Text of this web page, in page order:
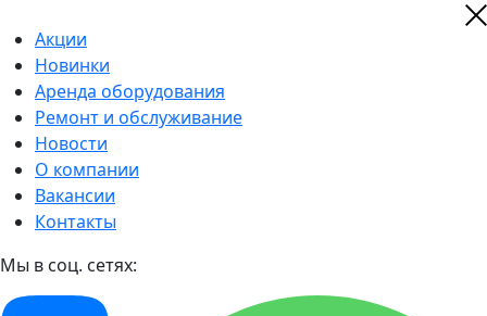
Акции
Новинки
Аренда оборудования
Ремонт и обслуживание
Новости
О компании
Вакансии
Контакты
Мы в соц. сетях: